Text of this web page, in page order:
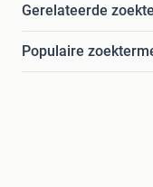
Gerelateerde
Populaire